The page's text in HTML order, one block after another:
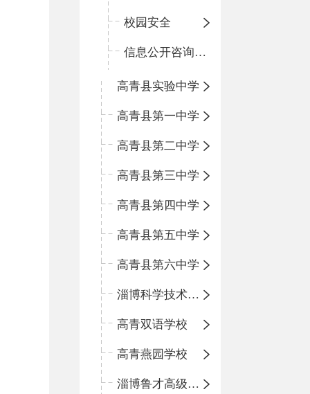
校园安全
信息公开咨询指南
高青县实验中学
高青县第一中学
高青县第二中学
高青县第三中学
高青县第四中学
高青县第五中学
高青县第六中学
淄博科学技术学校
高青双语学校
高青燕园学校
淄博鲁才高级中学